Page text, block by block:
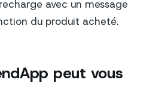
avec un message
du produit acheté.
peut vous